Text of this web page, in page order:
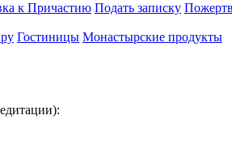
к Причастию Подать записку
Гостиницы Монастырские продукты